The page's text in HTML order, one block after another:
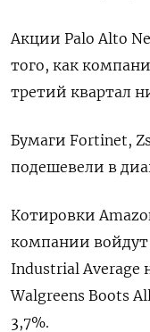
Акции Palo Alto
того, как
третий квартал
Бумаги Fortinet,
подешевели в
Котировки
компании войдут
Industrial Average
Walgreens Boots
3,7%.